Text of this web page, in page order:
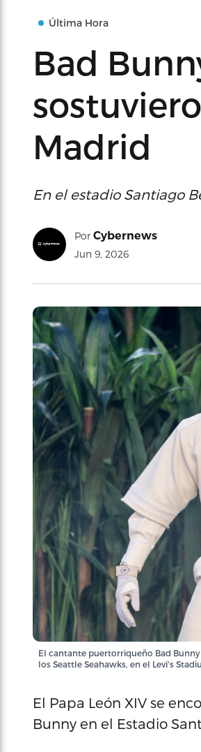
Última Hora
Bad
Madrid
En el estadio Santiago
Por Cybernews
Jun 9, 2026
El cantante puertorriqueño Bad
los Seattle Seahawks, en el Levi's
El Papa León XIV se
Bunny en el Estadio